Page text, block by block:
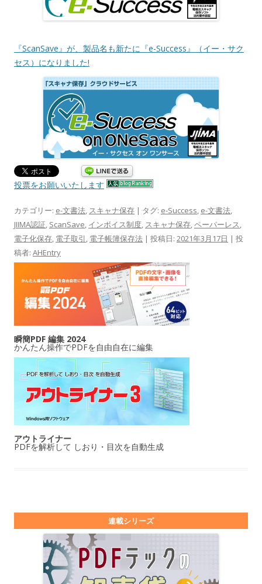
『ScanSave』が、製品名も新たに『e-Success』（イー・サク
セス）になりました!
投票をお願いいたします
カテゴリー: e-文書法, スキャナ保存 | タグ: e-Success, e-文書法,
JIIMA認証, ScanSave, インボイス制度, スキャナ保存,ペーパーレス,
電子化保存, 電子取引, 電子帳簿保存法 | 投稿日: 2021年3月17日 | 投
稿者: AHEntry
瞬簡PDF 編集 2024
かんたん操作でPDFを自由自在に編集
アウトライナー
PDFを解析して しおり・目次を自動生成
連載シリーズ